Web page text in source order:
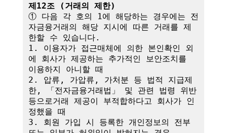
제12조 (거래의 제한)
① 다음 각 호의 1에 해당하는 경우에는 전
자금융거래의 해당 지시에 따른 거래를 제
한할 수 있습니다.
1. 이용자가 접근매체에 의한 본인확인 외
에 회사가 제공하는 추가적인 보안조치를
이용하지 아니할 때
2. 압류, 가압류, 가처분 등 법적 지급제
한, 「전자금융거래법」 및 관련 법령 위반
등으로거래 제공이 부적합하다고 회사가 인
정했을 때
3. 회원 가입 시 등록한 개인정보의 전부